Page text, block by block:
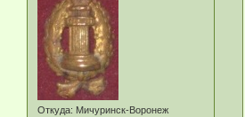
Откуда: Мичуринск-Воронеж